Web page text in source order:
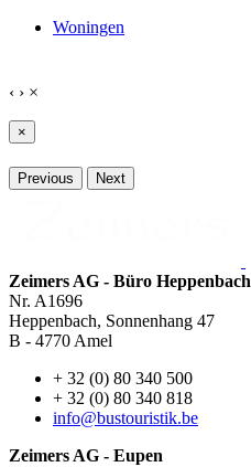
Woningen
‹ › ×
×
Previous Next
Zeimers AG - Büro Heppenbach
Nr. A1696
Heppenbach, Sonnenhang 47
B - 4770 Amel
+ 32 (0) 80 340 500
+ 32 (0) 80 340 818
info@bustouristik.be
Zeimers AG - Eupen